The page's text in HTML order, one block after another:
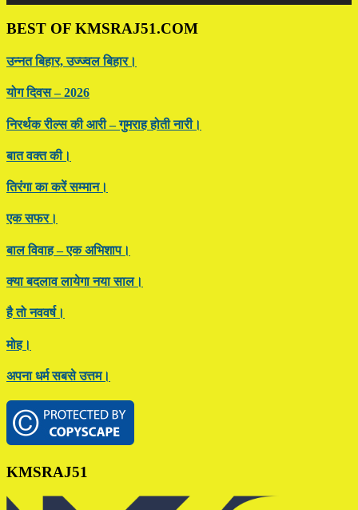
BEST OF KMSRAJ51.COM
उन्नत बिहार, उज्ज्वल बिहार।
योग दिवस – 2026
निरर्थक रील्स की आरी – गुमराह होती नारी।
बात वक्त की।
तिरंगा का करें सम्मान।
एक सफर।
बाल विवाह – एक अभिशाप।
क्या बदलाव लायेगा नया साल।
है तो नववर्ष।
मोह।
अपना धर्म सबसे उत्तम।
Footer
KMSRAJ51